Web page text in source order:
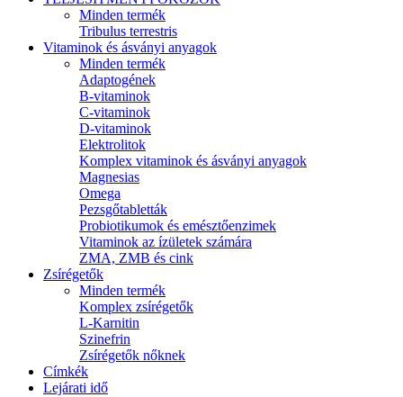
Minden termék
Tribulus terrestris
Vitaminok és ásványi anyagok
Minden termék
Adaptogének
B-vitaminok
C-vitaminok
D-vitaminok
Elektrolitok
Komplex vitaminok és ásványi anyagok
Magnesias
Omega
Pezsgőtabletták
Probiotikumok és emésztőenzimek
Vitaminok az ízületek számára
ZMA, ZMB és cink
Zsírégetők
Minden termék
Komplex zsírégetők
L-Karnitin
Szinefrin
Zsírégetők nőknek
Címkék
Lejárati idő